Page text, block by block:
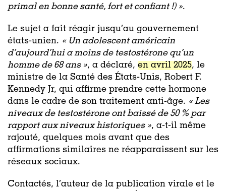
primal en bonne santé, fort et confiant !) ».
Le sujet a fait réagir jusqu’au gouvernement
états-unien. « Un adolescent américain
d’aujourd’hui a moins de testostérone qu’un
homme de 68 ans », a déclaré, en avril 2025, le
ministre de la Santé des États-Unis, Robert F.
Kennedy Jr, qui affirme prendre cette hormone
dans le cadre de son traitement anti-âge. « Les
niveaux de testostérone ont baissé de 50 % par
rapport aux niveaux historiques », a-t-il même
rajouté, quelques mois avant que des
affirmations similaires ne réapparaissent sur les
réseaux sociaux.
Contactés, l’auteur de la publication virale et le